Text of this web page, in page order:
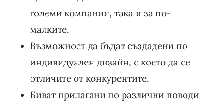
големи компании, така и за по-
малките.
Възможност да бъдат създадени по
индивидуален дизайн, с което да се
отличите от конкурентите.
Биват прилагани по различни поводи